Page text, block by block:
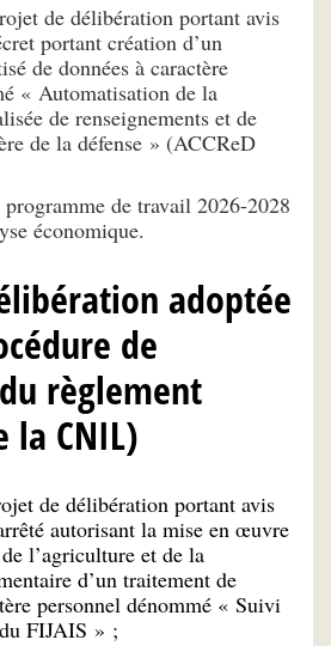
de délibération portant avis
portant création d’un
de données à caractère
« Automatisation de la
de renseignements et de
de la défense » (ACCReD
de travail 2026-2028
économique.
adoptée
de
règlement
la CNIL)
de délibération portant avis
autorisant la mise en œuvre
l’agriculture et de la
d’un traitement de
personnel dénommé « Suivi
FIJAIS » ;